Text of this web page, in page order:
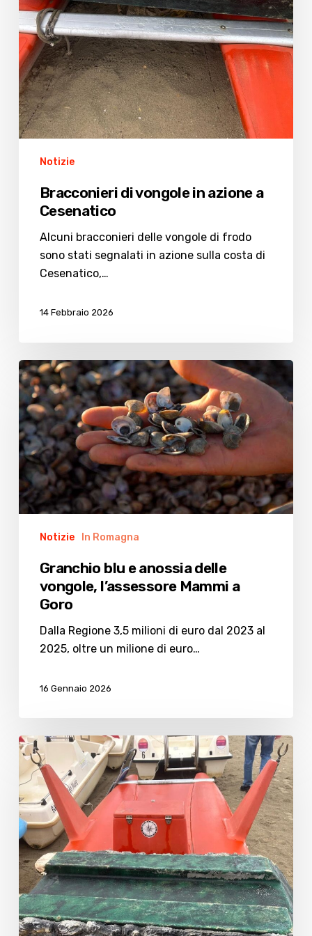
Notizie
Bracconieri di vongole in azione a
Cesenatico
Alcuni bracconieri delle vongole di frodo
sono stati segnalati in azione sulla costa di
Cesenatico,…
14 Febbraio 2026
Granchio
blu
e
anossia
delle
vongole,
l’assessore
Mammi
a
Goro
Notizie In Romagna
Granchio blu e anossia delle
vongole, l’assessore Mammi a
Goro
Dalla Regione 3,5 milioni di euro dal 2023 al
2025, oltre un milione di euro…
16 Gennaio 2026
Vongolari
di
frodo
in
azione
a
Gatteo
Mare:
nuove
segnalazioni
anche